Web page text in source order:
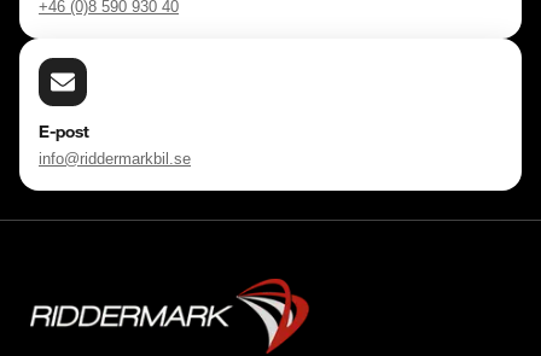
+46 (0)8 590 930 40
E-post
info@riddermarkbil.se